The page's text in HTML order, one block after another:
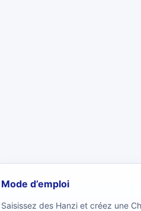
Mode d’emploi
Saisissez des Hanzi et créez une